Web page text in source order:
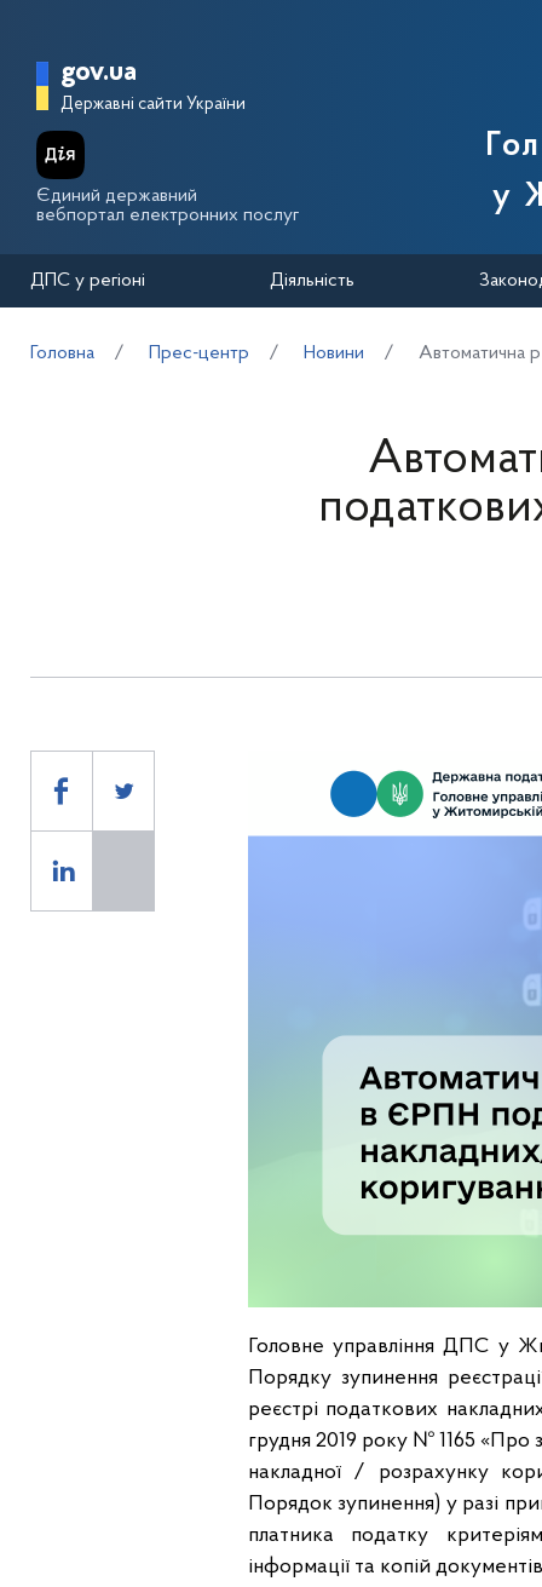
Головна сторінка Державної
gov.ua
Державні сайти України
Єдиний державний
вебпортал електронних послуг
у
ДПС у регіоні Діяльність
Головна Прес-центр Новини Автоматична
Головне управління ДПС у
Порядку зупинення
реєстрі податкових
грудня 2019 року № 1165 «Про
накладної / розрахунку
Порядок зупинення) у разі
платника податку
інформації та копій